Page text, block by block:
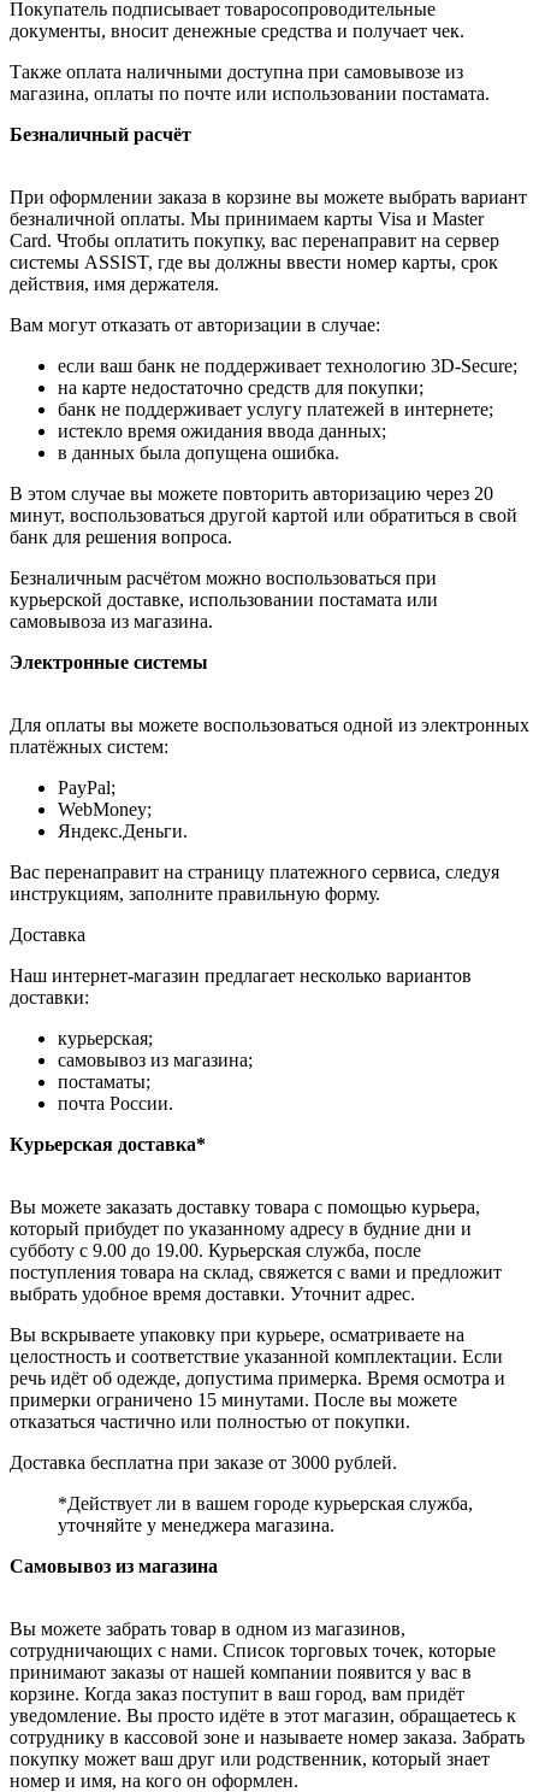
Покупатель подписывает товаросопроводительные
документы, вносит денежные средства и получает чек.
Также оплата наличными доступна при самовывозе из
магазина, оплаты по почте или использовании постамата.
Безналичный расчёт
При оформлении заказа в корзине вы можете выбрать вариант
безналичной оплаты. Мы принимаем карты Visa и Master
Card. Чтобы оплатить покупку, вас перенаправит на сервер
системы ASSIST, где вы должны ввести номер карты, срок
действия, имя держателя.
Вам могут отказать от авторизации в случае:
если ваш банк не поддерживает технологию 3D-Secure;
на карте недостаточно средств для покупки;
банк не поддерживает услугу платежей в интернете;
истекло время ожидания ввода данных;
в данных была допущена ошибка.
В этом случае вы можете повторить авторизацию через 20
минут, воспользоваться другой картой или обратиться в свой
банк для решения вопроса.
Безналичным расчётом можно воспользоваться при
курьерской доставке, использовании постамата или
самовывоза из магазина.
Электронные системы
Для оплаты вы можете воспользоваться одной из электронных
платёжных систем:
PayPal;
WebMoney;
Яндекс.Деньги.
Вас перенаправит на страницу платежного сервиса, следуя
инструкциям, заполните правильную форму.
Доставка
Наш интернет-магазин предлагает несколько вариантов
доставки:
курьерская;
самовывоз из магазина;
постаматы;
почта России.
Курьерская доставка*
Вы можете заказать доставку товара с помощью курьера,
который прибудет по указанному адресу в будние дни и
субботу с 9.00 до 19.00. Курьерская служба, после
поступления товара на склад, свяжется с вами и предложит
выбрать удобное время доставки. Уточнит адрес.
Вы вскрываете упаковку при курьере, осматриваете на
целостность и соответствие указанной комплектации. Если
речь идёт об одежде, допустима примерка. Время осмотра и
примерки ограничено 15 минутами. После вы можете
отказаться частично или полностью от покупки.
Доставка бесплатна при заказе от 3000 рублей.
*Действует ли в вашем городе курьерская служба,
уточняйте у менеджера магазина.
Самовывоз из магазина
Вы можете забрать товар в одном из магазинов,
сотрудничающих с нами. Список торговых точек, которые
принимают заказы от нашей компании появится у вас в
корзине. Когда заказ поступит в ваш город, вам придёт
уведомление. Вы просто идёте в этот магазин, обращаетесь к
сотруднику в кассовой зоне и называете номер заказа. Забрать
покупку может ваш друг или родственник, который знает
номер и имя, на кого он оформлен.